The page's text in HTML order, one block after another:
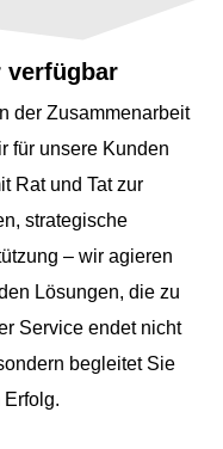
verfügbar
der Zusammenarbeit
für unsere Kunden
Rat und Tat zur
strategische
– wir agieren
Lösungen, die zu
Service endet nicht
begleitet Sie
Erfolg.